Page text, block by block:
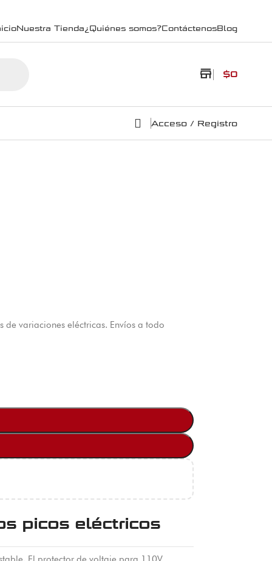
Nuestra Tienda¿Quiénes somos?ContáctenosBlog
store $0
Acceso / Registro
variaciones eléctricas. Envíos a todo
picos eléctricos